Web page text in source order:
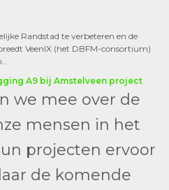
Randstad te verbeteren en de
VeenIX (het DBFM-consortium)
A9 bij Amstelveen project
we mee over de
mensen in het
projecten ervoor
de komende